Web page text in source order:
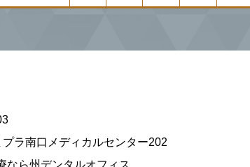
ラ南口メディカルセンター202
なら州デンタルオフィス